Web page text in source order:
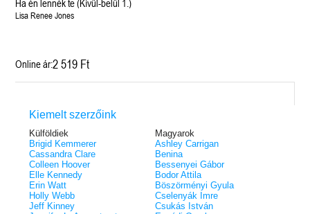
Ha én lennék te (Kívül-belül 1.)
Lisa Renee Jones
Online ár:2 519 Ft
Kiemelt szerzőink
Külföldiek
Brigid Kemmerer
Cassandra Clare
Colleen Hoover
Elle Kennedy
Erin Watt
Holly Webb
Jeff Kinney
Magyarok
Ashley Carrigan
Benina
Bessenyei Gábor
Bodor Attila
Böszörményi Gyula
Cselenyák Imre
Csukás István